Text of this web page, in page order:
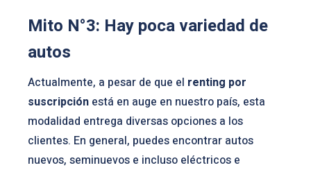
Mito N°3: Hay poca variedad de
autos
Actualmente, a pesar de que el renting por
suscripción está en auge en nuestro país, esta
modalidad entrega diversas opciones a los
clientes. En general, puedes encontrar autos
nuevos, seminuevos e incluso eléctricos e